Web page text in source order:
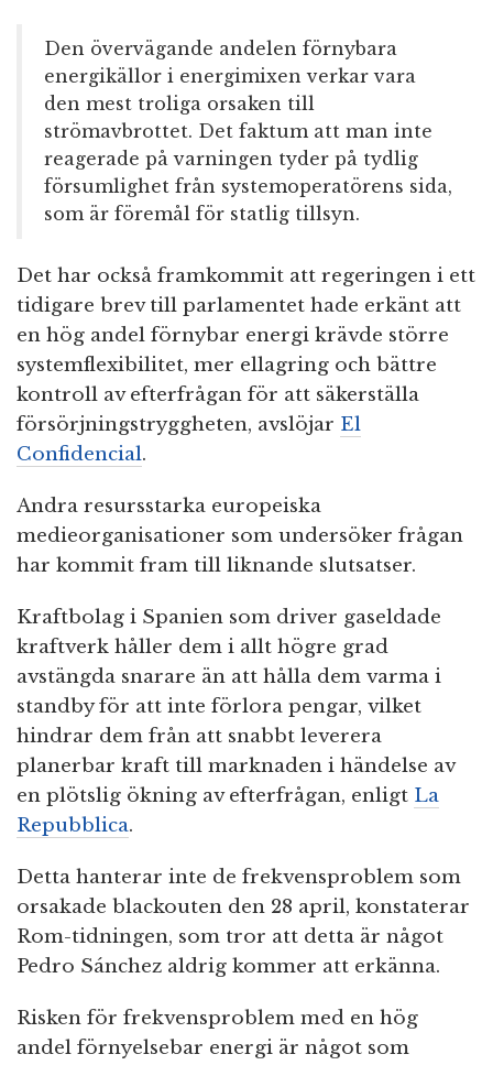
Den övervägande andelen förnybara
energikällor i energimixen verkar vara
den mest troliga orsaken till
strömavbrottet. Det faktum att man inte
reagerade på varningen tyder på tydlig
försumlighet från systemoperatörens sida,
som är föremål för statlig tillsyn.
Det har också framkommit att regeringen i ett
tidigare brev till parlamentet hade erkänt att
en hög andel förnybar energi krävde större
systemflexibilitet, mer ellagring och bättre
kontroll av efterfrågan för att säkerställa
försörjningstryggheten, avslöjar El
Confidencial.
Andra resursstarka europeiska
medieorganisationer som undersöker frågan
har kommit fram till liknande slutsatser.
Kraftbolag i Spanien som driver gaseldade
kraftverk håller dem i allt högre grad
avstängda snarare än att hålla dem varma i
standby för att inte förlora pengar, vilket
hindrar dem från att snabbt leverera
planerbar kraft till marknaden i händelse av
en plötslig ökning av efterfrågan, enligt La
Repubblica.
Detta hanterar inte de frekvensproblem som
orsakade blackouten den 28 april, konstaterar
Rom-tidningen, som tror att detta är något
Pedro Sánchez aldrig kommer att erkänna.
Risken för frekvensproblem med en hög
andel förnyelsebar energi är något som